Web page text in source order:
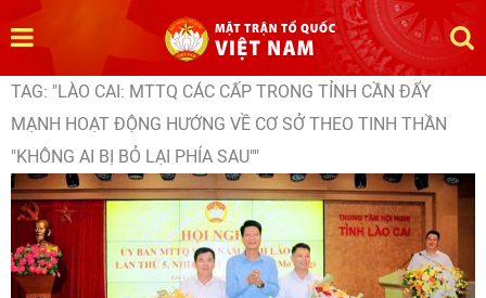
TAG: "LÀO CAI: MTTQ CÁC CẤP TRONG TỈNH CẦN ĐẨY
MẠNH HOẠT ĐỘNG HƯỚNG VỀ CƠ SỞ THEO TINH THẦN
"KHÔNG AI BỊ BỎ LẠI PHÍA SAU""